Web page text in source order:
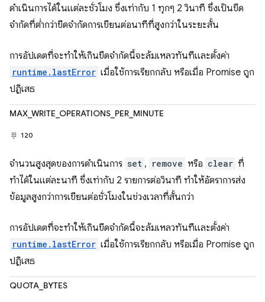
ดำเนินการได้ในแต่ละชั่วโมง ซึ่งเท่ากับ 1 ทุกๆ 2 วินาที ซึ่งเป็นขีด
จำกัดที่ต่ำกว่าขีดจำกัดการเขียนต่อนาทีที่สูงกว่าในระยะสั้น
การอัปเดตที่จะทำให้เกินขีดจำกัดนี้จะล้มเหลวทันทีและตั้งค่า
runtime.lastError เมื่อใช้การเรียกกลับ หรือเมื่อ Promise ถูก
ปฏิเสธ
MAX_WRITE_OPERATIONS_PER_MINUTE
120
จำนวนสูงสุดของการดำเนินการ set , remove หรือ clear ที่
ทำได้ในแต่ละนาที ซึ่งเท่ากับ 2 รายการต่อวินาที ทำให้อัตราการส่ง
ข้อมูลสูงกว่าการเขียนต่อชั่วโมงในช่วงเวลาที่สั้นกว่า
การอัปเดตที่จะทำให้เกินขีดจำกัดนี้จะล้มเหลวทันทีและตั้งค่า
runtime.lastError เมื่อใช้การเรียกกลับ หรือเมื่อ Promise ถูก
ปฏิเสธ
QUOTA_BYTES